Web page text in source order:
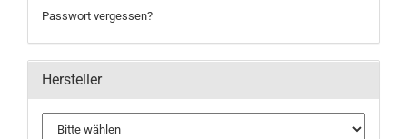
Passwort vergessen?
Hersteller